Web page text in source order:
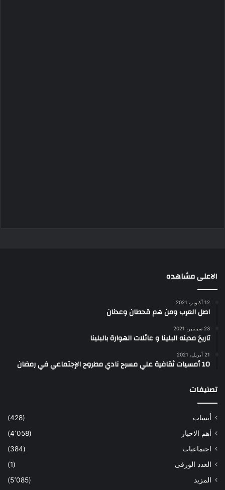
الاعلى مشاهده
12 أكتوبر، 2021
اصل العرب ومن هم قحطان وعدنان
23 سبتمبر، 2021
تاريخ مدينه البلينا و عائلات الهوارة بالبلينا
21 أبريل، 2021
10 أمسيات ثقافية علي مسرح نادي مطروح الإجتماعي في رمضان
تصنيفات
أنساب
(428)
أهم الاخبار
(4٬058)
اجتماعيات
(384)
العدد الورقى
(1)
المزيد
(5٬085)